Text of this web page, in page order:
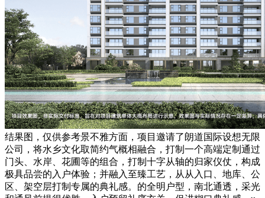
结果图，仅供参考景不雅方面，项目邀请了朗道国际设想无限
公司，将水乡文化取简约气概相融合，打制一个高端定制通过
门头、水岸、花圃等的组合，打制十字从轴的归家仪仗，构成
极具品尝的入户体验；并融入至臻工艺，从从入口、地库、公
区、架空层打制专属的典礼感。的全明户型，南北通透，采光